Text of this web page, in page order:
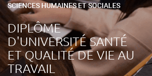
SCIENCES HUMAINES ET SOCIALES
DIPLÔME
D'UNIVERSITÉ SANTÉ
ET QUALITÉ DE VIE AU
TRAVAIL